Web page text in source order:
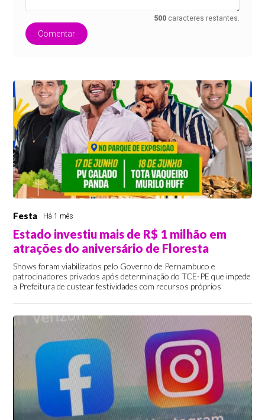
500 caracteres restantes.
Comentar
Festa Há 1 mês
Estado investiu mais de R$ 1 milhão em
atrações do aniversário de Floresta
Shows foram viabilizados pelo Governo de Pernambuco e
patrocinadores privados após determinação do TCE-PE que impede
a Prefeitura de custear festividades com recursos próprios